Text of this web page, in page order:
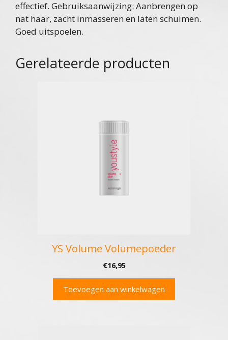
effectief. Gebruiksaanwijzing: Aanbrengen op
nat haar, zacht inmasseren en laten schuimen.
Goed uitspoelen.
Gerelateerde producten
YS Volume Volumepoeder
€16,95
Toevoegen aan winkelwagen